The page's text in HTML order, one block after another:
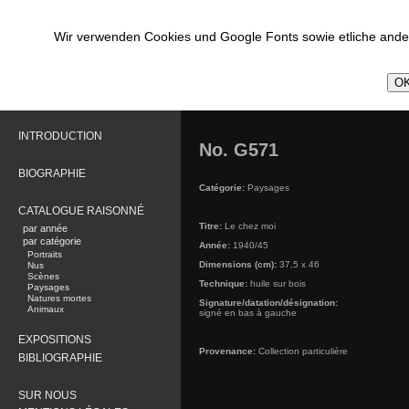
Wir verwenden Cookies und Google Fonts sowie etliche
INTRODUCTION
BIOGRAPHIE
CATALOGUE RAISONNÉ
par année
par catégorie
Portraits
Nus
Scènes
Paysages
Natures mortes
Animaux
EXPOSITIONS
BIBLIOGRAPHIE
SUR NOUS
No. G571
Catégorie: Paysages
Titre: Le chez moi
Année: 1940/45
Dimensions (cm): 37,5 x 46
Technique: huile sur bois
Signature/datation/désignation:
signé en bas à gauche
Provenance: Collection particulière